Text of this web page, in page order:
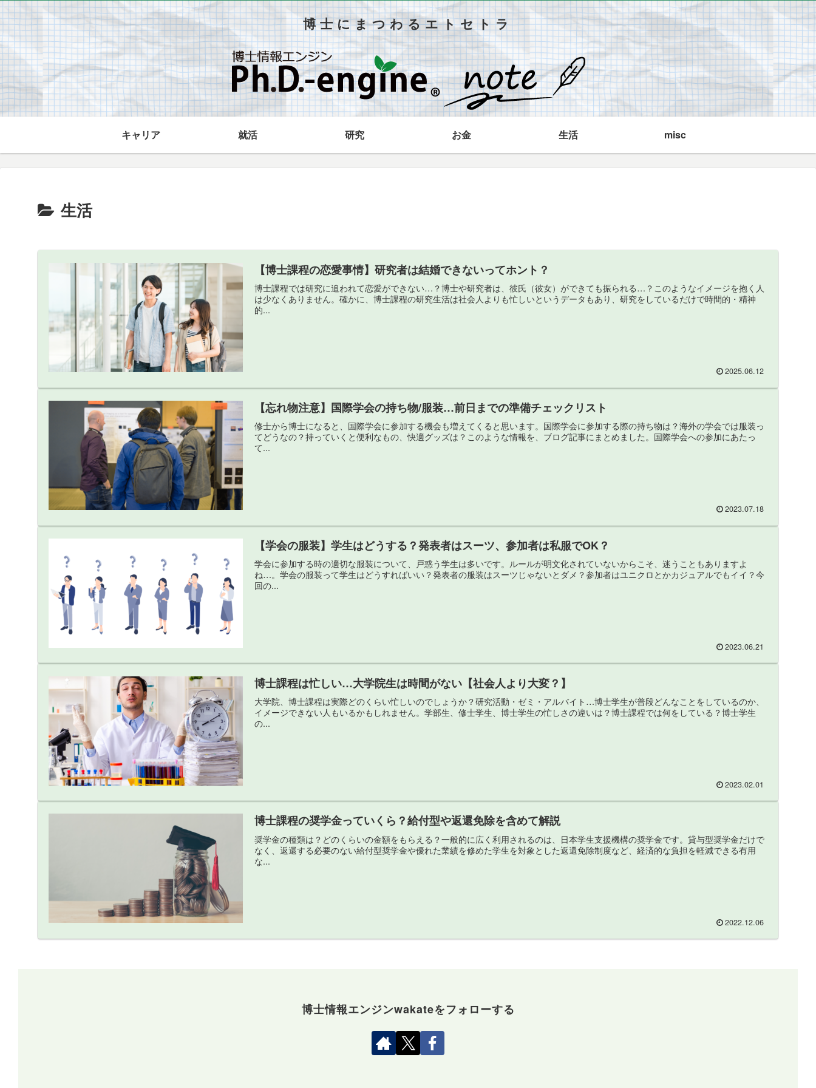
博士にまつわるエトセトラ
キャリア 就活 研究 お金 生活 misc
生活
【博士課程の恋愛事情】研究者は結婚できないってホント？
博士課程では研究に追われて恋愛ができない…？博士や研究者は、彼氏（彼女）ができても振られる…？このようなイメージを抱く人
は少なくありません。確かに、博士課程の研究生活は社会人よりも忙しいというデータもあり、研究をしているだけで時間的・精神
的...
2025.06.12
【忘れ物注意】国際学会の持ち物/服装…前日までの準備チェックリスト
修士から博士になると、国際学会に参加する機会も増えてくると思います。国際学会に参加する際の持ち物は？海外の学会では服装っ
てどうなの？持っていくと便利なもの、快適グッズは？このような情報を、ブログ記事にまとめました。国際学会への参加にあたっ
て...
2023.07.18
【学会の服装】学生はどうする？発表者はスーツ、参加者は私服でOK？
学会に参加する時の適切な服装について、戸惑う学生は多いです。ルールが明文化されていないからこそ、迷うこともありますよ
ね…。学会の服装って学生はどうすればいい？発表者の服装はスーツじゃないとダメ？参加者はユニクロとかカジュアルでもイイ？今
回の...
2023.06.21
博士課程は忙しい…大学院生は時間がない【社会人より大変？】
大学院、博士課程は実際どのくらい忙しいのでしょうか？研究活動・ゼミ・アルバイト…博士学生が普段どんなことをしているのか、
イメージできない人もいるかもしれません。学部生、修士学生、博士学生の忙しさの違いは？博士課程では何をしている？博士学生
の...
2023.02.01
博士課程の奨学金っていくら？給付型や返還免除を含めて解説
奨学金の種類は？どのくらいの金額をもらえる？一般的に広く利用されるのは、日本学生支援機構の奨学金です。貸与型奨学金だけで
なく、返還する必要のない給付型奨学金や優れた業績を修めた学生を対象とした返還免除制度など、経済的な負担を軽減できる有用
な...
2022.12.06
博士情報エンジンwakateをフォローする